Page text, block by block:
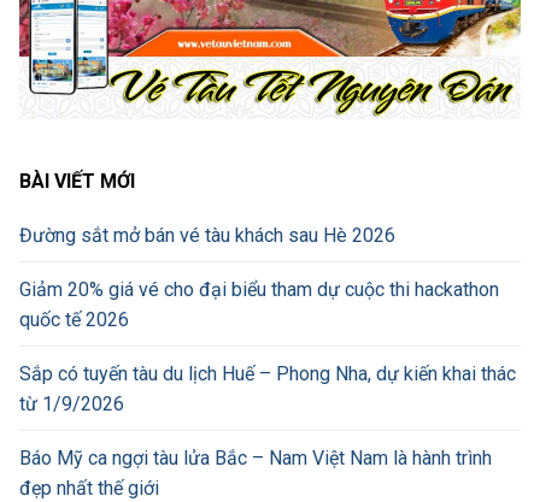
BÀI VIẾT MỚI
Đường sắt mở bán vé tàu khách sau Hè 2026
Giảm 20% giá vé cho đại biểu tham dự cuộc thi hackathon
quốc tế 2026
Sắp có tuyến tàu du lịch Huế – Phong Nha, dự kiến khai thác
từ 1/9/2026
Báo Mỹ ca ngợi tàu lửa Bắc – Nam Việt Nam là hành trình
đẹp nhất thế giới